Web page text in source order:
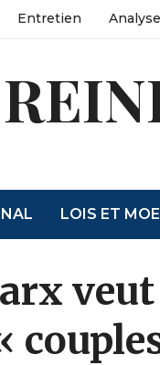
Entretien Analyse
LOIS ET